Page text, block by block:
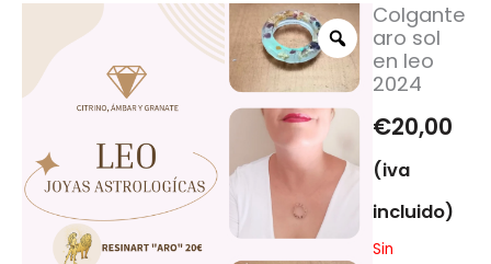
Colgante
aro sol
en leo
2024
€20,00
(iva
incluido)
Sin